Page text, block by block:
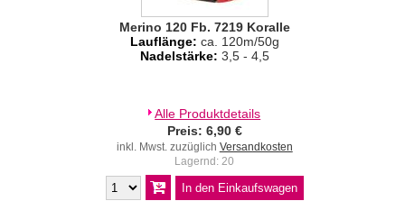
Merino 120 Fb. 7219 Koralle
Lauflänge: ca. 120m/50g
Nadelstärke: 3,5 - 4,5
Alle Produktdetails
Preis: 6,90 €
inkl. Mwst. zuzüglich Versandkosten
Lagernd: 20